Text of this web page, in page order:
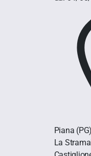
Piana (PG)
La